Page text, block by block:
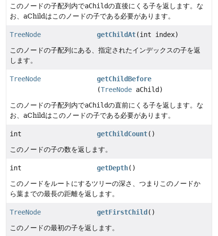
このノードの子配列内でaChildの直後にくる子を返します。な
お、aChildはこのノードの子である必要があります。
TreeNode getChildAt(int index)
このノードの子配列にある、指定されたインデックスの子を返
します。
TreeNode
getChildBefore
(TreeNode aChild)
このノードの子配列内でaChildの直前にくる子を返します。な
お、aChildはこのノードの子である必要があります。
int getChildCount()
このノードの子の数を返します。
int getDepth()
このノードをルートにするツリーの深さ、つまりこのノードか
ら葉までの最長の距離を返します。
TreeNode getFirstChild ()
このノードの最初の子を返します。